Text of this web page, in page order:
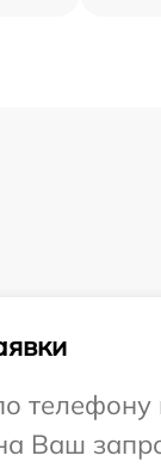
телефону
Ваш